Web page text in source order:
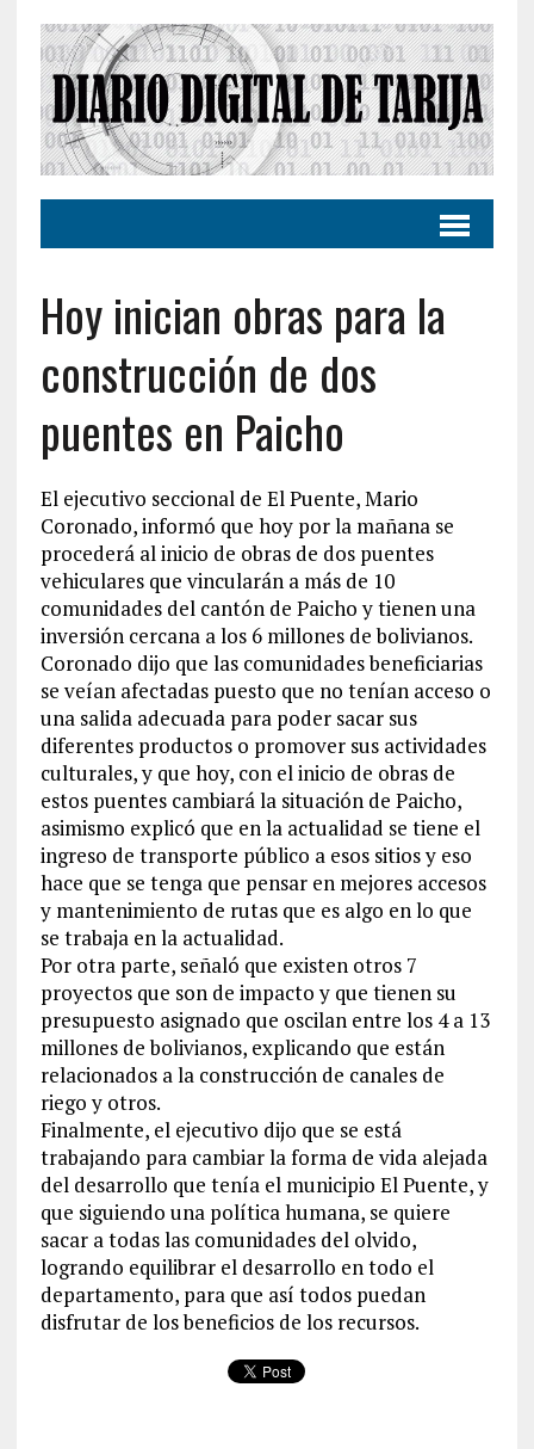
Hoy inician obras para la
construcción de dos
puentes en Paicho
El ejecutivo seccional de El Puente, Mario
Coronado, informó que hoy por la mañana se
procederá al inicio de obras de dos puentes
vehiculares que vincularán a más de 10
comunidades del cantón de Paicho y tienen una
inversión cercana a los 6 millones de bolivianos.
Coronado dijo que las comunidades beneficiarias
se veían afectadas puesto que no tenían acceso o
una salida adecuada para poder sacar sus
diferentes productos o promover sus actividades
culturales, y que hoy, con el inicio de obras de
estos puentes cambiará la situación de Paicho,
asimismo explicó que en la actualidad se tiene el
ingreso de transporte público a esos sitios y eso
hace que se tenga que pensar en mejores accesos
y mantenimiento de rutas que es algo en lo que
se trabaja en la actualidad.
Por otra parte, señaló que existen otros 7
proyectos que son de impacto y que tienen su
presupuesto asignado que oscilan entre los 4 a 13
millones de bolivianos, explicando que están
relacionados a la construcción de canales de
riego y otros.
Finalmente, el ejecutivo dijo que se está
trabajando para cambiar la forma de vida alejada
del desarrollo que tenía el municipio El Puente, y
que siguiendo una política humana, se quiere
sacar a todas las comunidades del olvido,
logrando equilibrar el desarrollo en todo el
departamento, para que así todos puedan
disfrutar de los beneficios de los recursos.